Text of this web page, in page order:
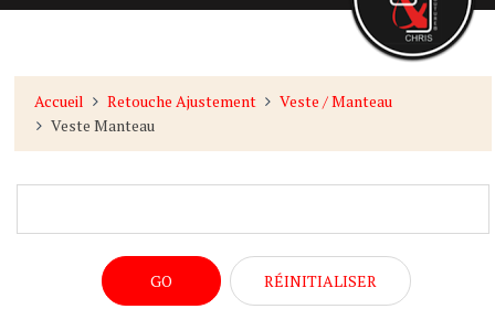
Accueil Retouche Ajustement
Veste / Manteau
Veste Manteau